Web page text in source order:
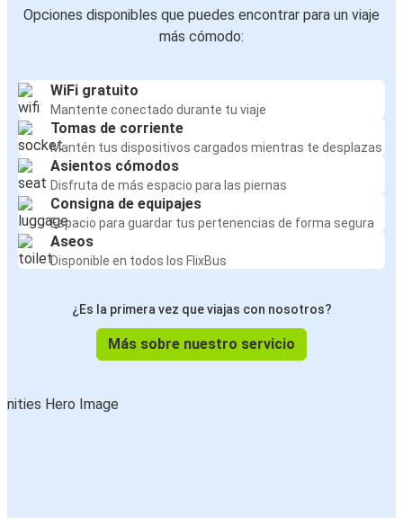
Opciones disponibles que puedes encontrar para un viaje
más cómodo:
WiFi gratuito
Mantente conectado durante tu viaje
Tomas de corriente
Mantén tus dispositivos cargados mientras te desplazas
Asientos cómodos
Disfruta de más espacio para las piernas
Consigna de equipajes
Espacio para guardar tus pertenencias de forma segura
Aseos
Disponible en todos los FlixBus
¿Es la primera vez que viajas con nosotros?
Más sobre nuestro servicio